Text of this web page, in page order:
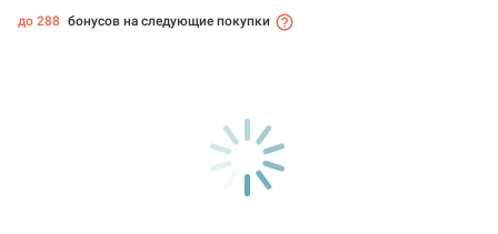
до 288 бонусов на следующие покупки